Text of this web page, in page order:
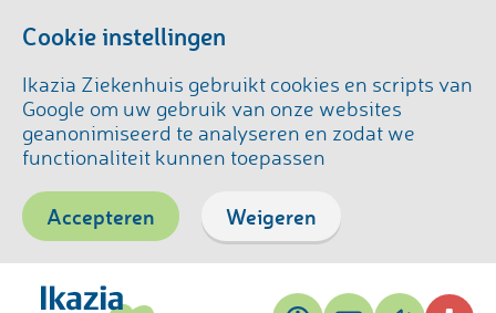
Cookie instellingen
Ikazia Ziekenhuis gebruikt cookies en scripts van
Google om uw gebruik van onze websites
geanonimiseerd te analyseren en zodat we
functionaliteit kunnen toepassen
Accepteren Weigeren